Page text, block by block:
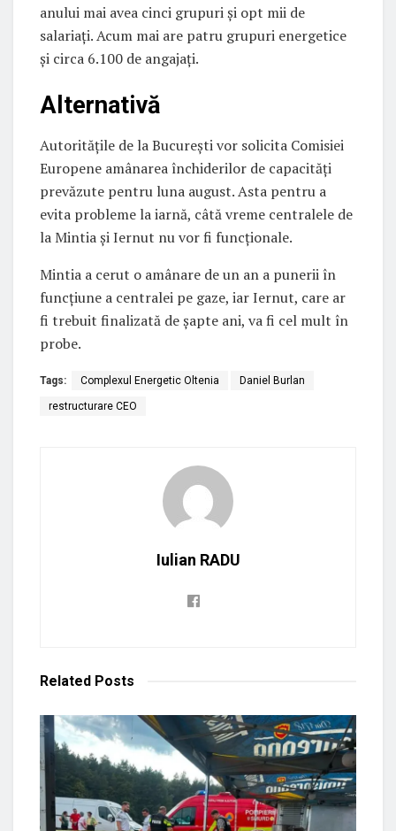
anului mai avea cinci grupuri și opt mii de
salariați. Acum mai are patru grupuri energetice
și circa 6.100 de angajați.
Alternativă
Autoritățile de la București vor solicita Comisiei
Europene amânarea închiderilor de capacități
prevăzute pentru luna august. Asta pentru a
evita probleme la iarnă, câtă vreme centralele de
la Mintia și Iernut nu vor fi funcționale.
Mintia a cerut o amânare de un an a punerii în
funcțiune a centralei pe gaze, iar Iernut, care ar
fi trebuit finalizată de șapte ani, va fi cel mult în
probe.
Tags: Complexul Energetic Oltenia Daniel Burlan
restructurare CEO
Iulian RADU
Related Posts